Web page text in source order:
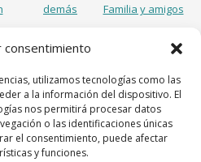
consentimiento
utilizamos tecnologías como las
a la información del dispositivo. El
nos permitirá procesar datos
o las identificaciones únicas
el consentimiento, puede afectar
y funciones.
demás
Familia y amigos